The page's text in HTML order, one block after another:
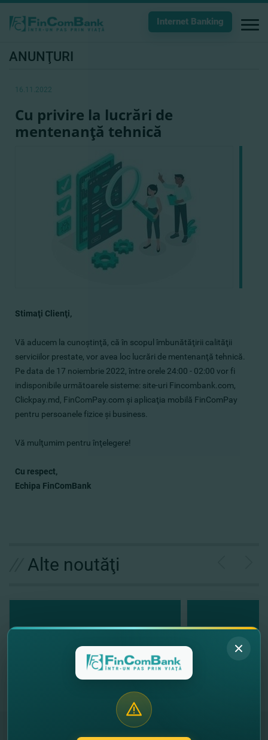
Internet Banking
ANUNŢURI
16.11.2022
Cu privire la lucrări de
mentenanţă tehnică
Stimaţi Сlienţi,
Vă aducem la cunoştinţă, că în scopul îmbunătăţirii calităţii
serviciilor prestate, vor avea loc lucrări de mentenanţă tehnică.
Pe data de 17 noiembrie 2022, între orele 24:00 - 02:00 vor fi
indisponibile următoarele sisteme: site-uri Fincombank.com,
Clickpay.md, FinComPay.com şi aplicaţia mobilă FinComPay
pentru persoanele fizice şi business.
Vă mulţumim pentru înţelegere!
Cu respect,
​Echipa FinComBank
Alte noutăţi